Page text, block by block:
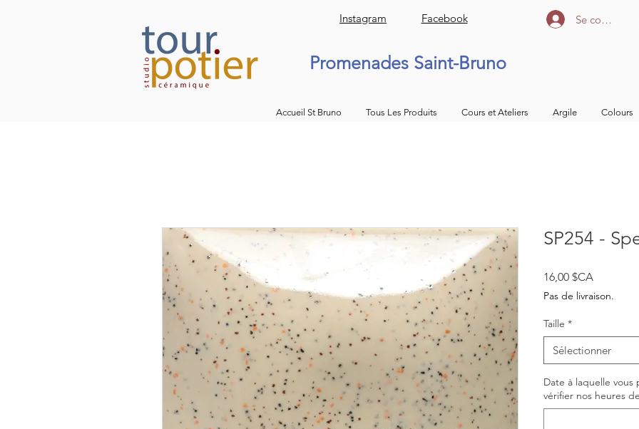
Instagram Facebook Se connecter
Promenades Saint-Bruno
Accueil St Bruno Tous Les Produits Cours et Ateliers Argile Colours
SP254 -
16,00 $CAPrix
Pas de livraison.
Taille *
Sélectionner
Date à laquelle vous
vérifier nos heures